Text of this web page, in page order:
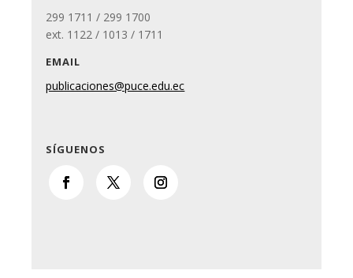
299 1711 / 299 1700
ext. 1122 / 1013 / 1711
EMAIL
publicaciones@puce.edu.ec
SÍGUENOS